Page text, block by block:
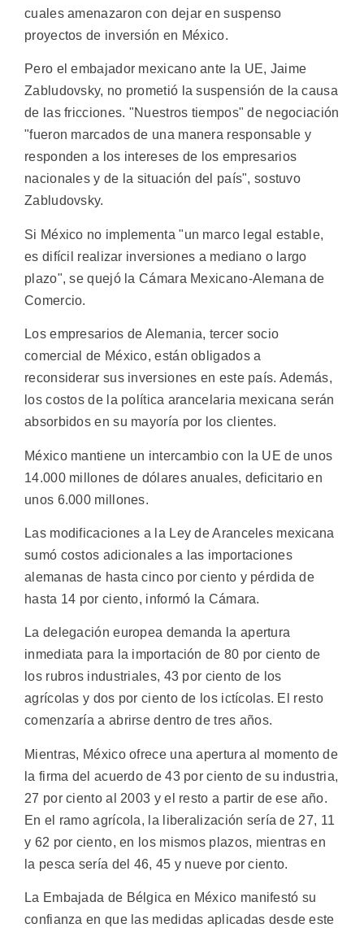
cuales amenazaron con dejar en suspenso
proyectos de inversión en México.
Pero el embajador mexicano ante la UE, Jaime
Zabludovsky, no prometió la suspensión de la causa
de las fricciones. "Nuestros tiempos" de negociación
"fueron marcados de una manera responsable y
responden a los intereses de los empresarios
nacionales y de la situación del país", sostuvo
Zabludovsky.
Si México no implementa "un marco legal estable,
es difícil realizar inversiones a mediano o largo
plazo", se quejó la Cámara Mexicano-Alemana de
Comercio.
Los empresarios de Alemania, tercer socio
comercial de México, están obligados a
reconsiderar sus inversiones en este país. Además,
los costos de la política arancelaria mexicana serán
absorbidos en su mayoría por los clientes.
México mantiene un intercambio con la UE de unos
14.000 millones de dólares anuales, deficitario en
unos 6.000 millones.
Las modificaciones a la Ley de Aranceles mexicana
sumó costos adicionales a las importaciones
alemanas de hasta cinco por ciento y pérdida de
hasta 14 por ciento, informó la Cámara.
La delegación europea demanda la apertura
inmediata para la importación de 80 por ciento de
los rubros industriales, 43 por ciento de los
agrícolas y dos por ciento de los ictícolas. El resto
comenzaría a abrirse dentro de tres años.
Mientras, México ofrece una apertura al momento de
la firma del acuerdo de 43 por ciento de su industria,
27 por ciento al 2003 y el resto a partir de ese año.
En el ramo agrícola, la liberalización sería de 27, 11
y 62 por ciento, en los mismos plazos, mientras en
la pesca sería del 46, 45 y nueve por ciento.
La Embajada de Bélgica en México manifestó su
confianza en que las medidas aplicadas desde este